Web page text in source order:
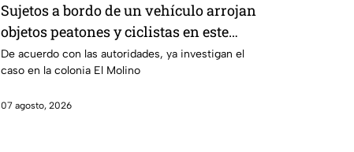
Sujetos a bordo de un vehículo arrojan
objetos peatones y ciclistas en este
punto en León
De acuerdo con las autoridades, ya investigan el
caso en la colonia El Molino
07 agosto, 2026